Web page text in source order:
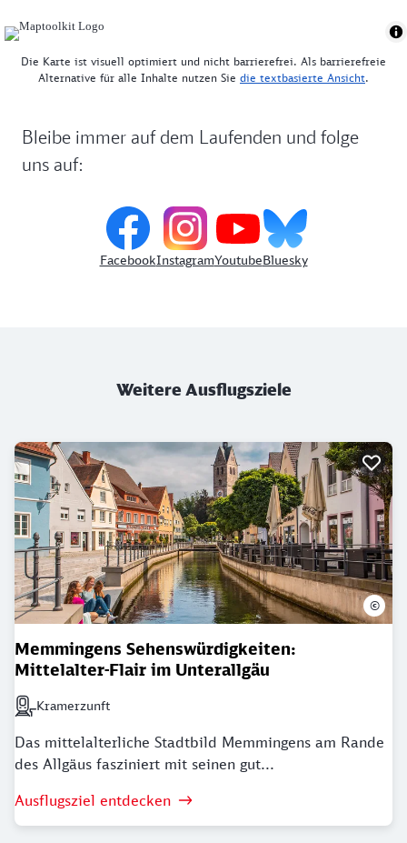
Die Karte ist visuell optimiert und nicht barrierefrei. Als barrierefreie
Alternative für alle Inhalte nutzen Sie die textbasierte Ansicht.
Bleibe immer auf dem Laufenden und folge
uns auf:
FacebookInstagramYoutubeBluesky
Weitere Ausflugsziele
Memmingens Sehenswürdigkeiten:
Mittelalter-Flair im Unterallgäu
Nächstgelegener Bahnhof: Kramerzunft
Kramerzunft
Das mittelalterliche Stadtbild Memmingens am Rande
des Allgäus fasziniert mit seinen gut...
Ausflugsziel entdecken
©